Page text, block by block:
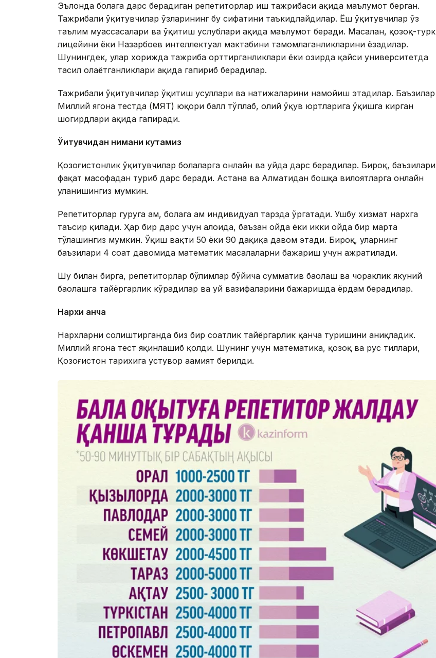
Эълонда болага дарс берадиган репетиторлар иш тажрибаси ҳақида маълумот берган.
Тажрибали ўқитувчилар ўзларининг бу сифатини таъкидлайдилар. Ёш ўқитувчилар ўз
таълим муассасалари ва ўқитиш услублари ҳақида маълумот беради. Масалан, қозоқ-турк
лицейини ёки Назарбоев интеллектуал мактабини тамомлаганликларини ёзадилар.
Шунингдек, улар хорижда тажриба орттирганликлари ёки ҳозирда қайси университетда
таҳсил олаётганликлари ҳақида гапириб берадилар.
Тажрибали ўқитувчилар ўқитиш усуллари ва натижаларини намойиш этадилар. Баъзилар
Миллий ягона тестда (МЯТ) юқори балл тўплаб, олий ўқув юртларига ўқишга кирган
шогирдлари ҳақида гапиради.
Ўқитувчидан нимани кутамиз
Қозоғистонлик ўқитувчилар болаларга онлайн ва уйда дарс берадилар. Бироқ, баъзилари
фақат масофадан туриб дарс беради. Астана ва Алматидан бошқа вилоятларга онлайн
уланишингиз мумкин.
Репетиторлар гуруҳга ҳам, болага ҳам индивидуал тарзда ўргатади. Ушбу хизмат нархга
таъсир қилади. Ҳар бир дарс учун алоҳида, баъзан ойда ёки икки ойда бир марта
тўлашингиз мумкин. Ўқиш вақти 50 ёки 90 дақиқа давом этади. Бироқ, уларнинг
баъзилари 4 соат давомида математик масалаларни бажариш учун ажратилади.
Шу билан бирга, репетиторлар бўлимлар бўйича сумматив баҳолаш ва чораклик якуний
баҳолашга тайёргарлик кўрадилар ва уй вазифаларини бажаришда ёрдам берадилар.
Нархи қанча
Нархларни солиштирганда биз бир соатлик тайёргарлик қанча туришини аниқладик.
Миллий ягона тест яқинлашиб қолди. Шунинг учун математика, қозоқ ва рус тиллари,
Қозоғистон тарихига устувор аҳамият берилди.